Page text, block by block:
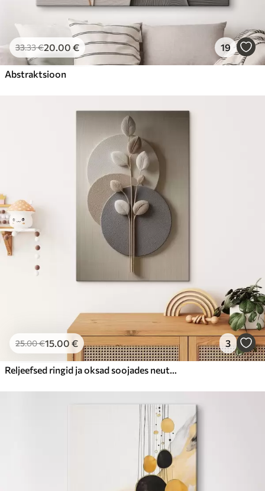
33.33€20.00 € 19
Abstraktsioon
25.00€15.00 € 3
Reljeefsed ringid ja oksad soojades neutraalsetes toonides